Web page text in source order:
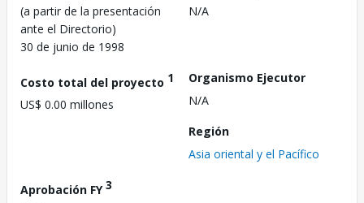
(a partir de la presentación
ante el Directorio)
30 de junio de 1998
N/A
Costo total del proyecto 1
US$ 0.00 millones
Organismo Ejecutor
N/A
Región
Asia oriental y el Pacífico
Aprobación FY3